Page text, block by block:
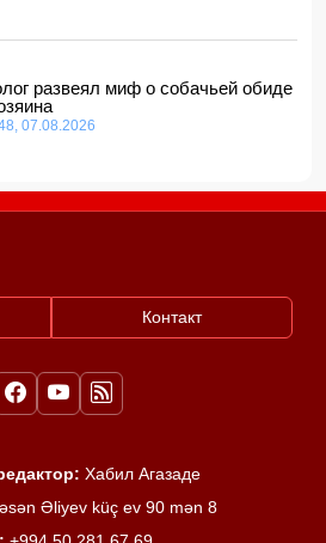
развеял миф о собачьей обиде
07.08.2026
Контакт
Хабил Агазаде
Əliyev küç ev 90 mən 8